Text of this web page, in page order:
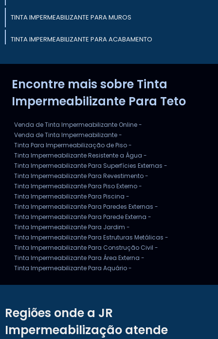
TINTA IMPERMEABILIZANTE PARA MUROS
TINTA IMPERMEABILIZANTE PARA ACABAMENTO
TINTA IMPERMEABILIZANTE PARA BALCÃO
Encontre mais sobre Tinta
Impermeabilizante Para Teto
Venda de Tinta Impermeabilizante Online -
Venda de Tinta Impermeabilizante -
Tinta Para Impermeabilização de Piso -
Tinta Impermeabilizante Resistente a Água -
Tinta Impermeabilizante Para Superfícies Externas -
Tinta Impermeabilizante Para Revestimento -
Tinta Impermeabilizante Para Piso Externo -
Tinta Impermeabilizante Para Piscina -
Tinta Impermeabilizante Para Paredes Externas -
Tinta Impermeabilizante Para Parede Externa -
Tinta Impermeabilizante Para Jardim -
Tinta Impermeabilizante Para Estruturas Metálicas -
Tinta Impermeabilizante Para Construção Civil -
Tinta Impermeabilizante Para Área Externa -
Tinta Impermeabilizante Para Aquário -
Regiões onde a JR
Impermeabilização atende